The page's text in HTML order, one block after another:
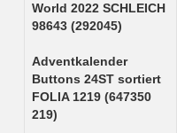
World 2022 SCHLEICH
98643 (292045)
Adventkalender
Buttons 24ST sortiert
FOLIA 1219 (647350
219)